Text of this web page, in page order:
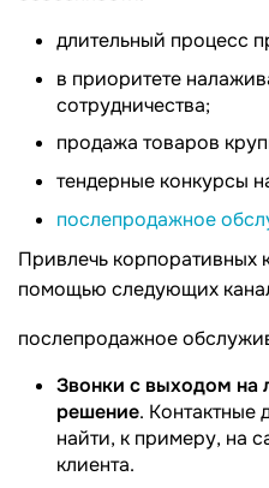
длительный процесс
в приоритете
сотрудничества;
продажа товаров
тендерные конкурсы
послепродажное
Привлечь корпоративных
помощью следующих
послепродажное
Звонки с выходом
решение. Контактные
найти, к примеру, на
клиента.